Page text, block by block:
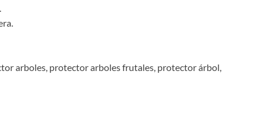
arboles, protector arboles frutales, protector árbol,